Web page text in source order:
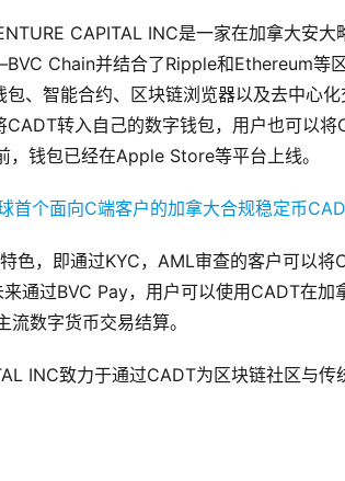
CAPITAL INC是一家在加拿大安
Chain并结合了Ripple和Ethereum等
、智能合约、区块链浏览器以及去中心
转入自己的数字钱包，用户也可以
钱包已经在Apple Store等平台上线。
色，即通过KYC，AML审查的客户可以
通过BVC Pay，用户可以使用CADT在
数字货币交易结算。
INC致力于通过CADT为区块链社区与